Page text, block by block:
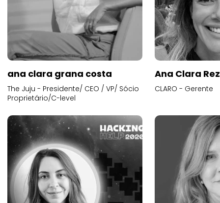
ana clara grana costa
The Juju - Presidente/ CEO / VP/ Sócio
Proprietário/C-level
Ana Clara
CLARO - Gerente